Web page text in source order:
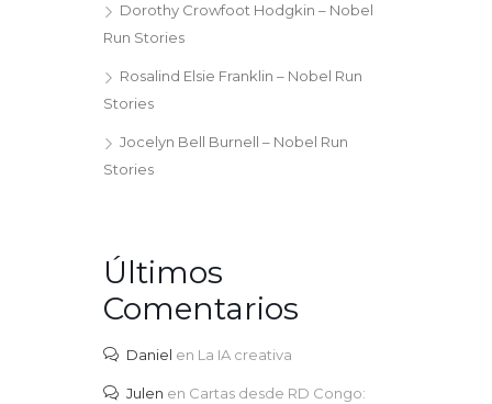
Dorothy Crowfoot Hodgkin – Nobel
Run Stories
Rosalind Elsie Franklin – Nobel Run
Stories
Jocelyn Bell Burnell – Nobel Run
Stories
Últimos
Comentarios
Daniel en La IA creativa
Julen en Cartas desde RD Congo: